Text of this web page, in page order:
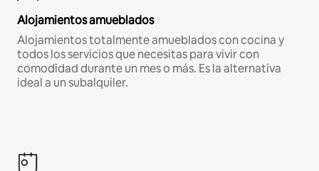
Alojamientos amueblados
Alojamientos totalmente amueblados con cocina y
todos los servicios que necesitas para vivir con
comodidad durante un mes o más. Es la alternativa
ideal a un subalquiler.